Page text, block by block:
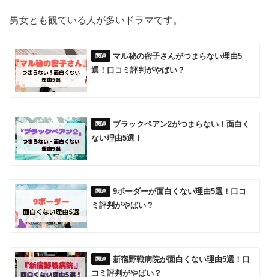
男女とも観ている人が多いドラマです。
マル秘の密子さんがつまらない理由5
選！口コミ評判がやばい？
ブラックペアン2がつまらない！面白く
ない理由5選！
9ボーダーが面白くない理由5選！口コ
ミ評判がやばい？
新宿野戦病院が面白くない理由5選！口
コミ評判がやばい？